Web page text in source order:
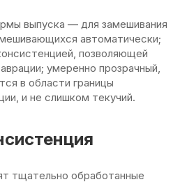
выпуска — для замешивания
автоматически;
позволяющей
умеренно прозрачный,
в области границы
и не слишком текучий.
тщательно обработанные